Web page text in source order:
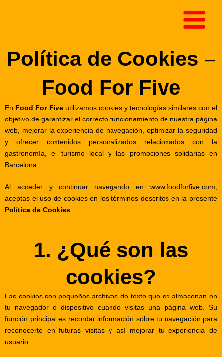
Política de Cookies –
Food For Five
En Food For Fiveutilizamos cookies y tecnologías similares con el
objetivo de garantizar el correcto funcionamiento de nuestra página
web, mejorar la experiencia de navegación, optimizar la seguridad
y ofrecer contenidos personalizados relacionados con la
gastronomía, el turismo local y las promociones solidarias en
Barcelona.
Al acceder y continuar navegando en www.foodforfive.com,
aceptas el uso de cookies en los términos descritos en la presente
Política de Cookies.
1. ¿Qué son las
cookies?
Las cookies son pequeños archivos de texto que se almacenan en
tu navegador o dispositivo cuando visitas una página web. Su
función principal es recordar información sobre tu navegación para
reconocerte en futuras visitas y así mejorar tu experiencia de
usuario.